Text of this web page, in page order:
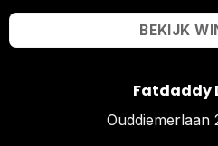
BEKIJK
Fatdaddy
Ouddiemerlaan